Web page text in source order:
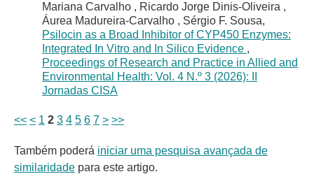
Mariana Carvalho , Ricardo Jorge Dinis-Oliveira ,
Áurea Madureira-Carvalho , Sérgio F. Sousa,
Psilocin as a Broad Inhibitor of CYP450 Enzymes:
Integrated In Vitro and In Silico Evidence ,
Proceedings of Research and Practice in Allied and
Environmental Health: Vol. 4 N.º 3 (2026): II
Jornadas CISA
<< < 1 2 3 4 5 6 7 > >>
Também poderá iniciar uma pesquisa avançada de
similaridadepara este artigo.